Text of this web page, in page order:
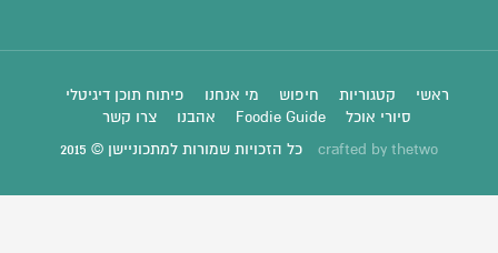
ראשי קטגוריות חיפוש מי אנחנו
פיתוח תוכן דיגיטלי
סיורי אוכל
Foodie Guide אהבנו צרו קשר
crafted by thetwo כל הזכויות שמורות למתכוניישן © 2015